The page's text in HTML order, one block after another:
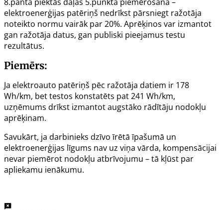
elektroenerģijas patēriņš nedrīkst pārsniegt ražotāja
noteikto normu vairāk par 20%. Aprēķinos var izmantot
gan ražotāja datus, gan publiski pieejamus testu
rezultātus.
Piemērs:
Ja elektroauto patēriņš pēc ražotāja datiem ir 178
Wh/km, bet testos konstatēts pat 241 Wh/km,
uzņēmums drīkst izmantot augstāko rādītāju nodokļu
aprēķinam.
Savukārt, ja darbinieks dzīvo īrētā īpašumā un
elektroenerģijas līgums nav uz viņa vārda, kompensācijai
nevar piemērot nodokļu atbrīvojumu – tā kļūst par
apliekamu ienākumu.